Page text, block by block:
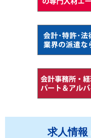
求人情報